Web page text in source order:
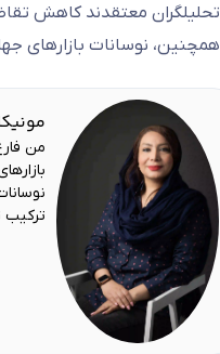
تحلیلگران معتقدند کاهش
همچنین، نوسانات بازارهای
ترکیب